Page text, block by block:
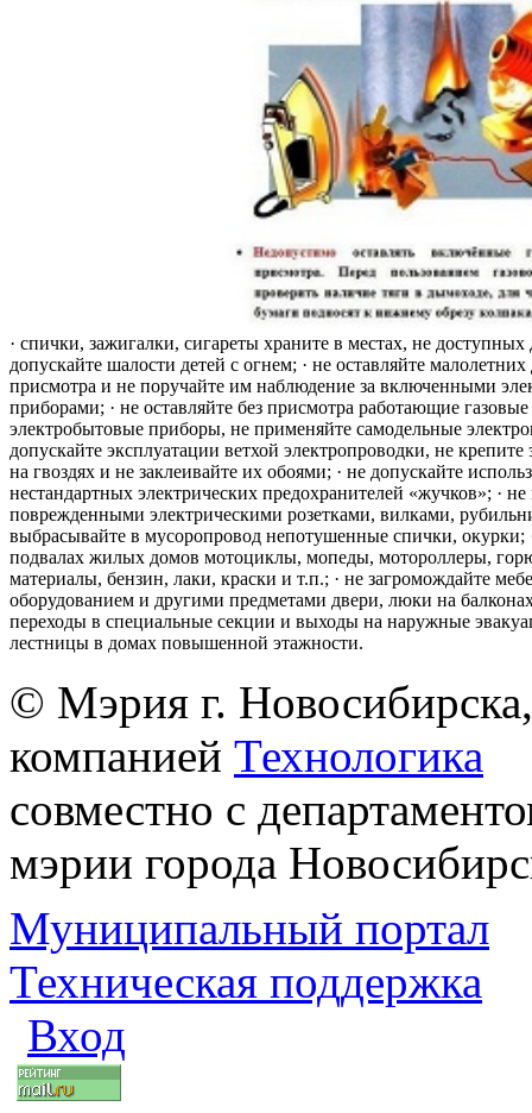
· спички, зажигалки, сигареты храните в местах, не доступных
допускайте шалости детей с огнем; · не оставляйте малолетних
присмотра и не поручайте им наблюдение за включенными
приборами; · не оставляйте без присмотра работающие
электробытовые приборы, не применяйте самодельные
допускайте эксплуатации ветхой электропроводки, не крепите
на гвоздях и не заклеивайте их обоями; · не допускайте
нестандартных электрических предохранителей «жучков»; · не
поврежденными электрическими розетками, вилками,
выбрасывайте в мусоропровод непотушенные спички, окурки;
подвалах жилых домов мотоциклы, мопеды, мотороллеры,
материалы, бензин, лаки, краски и т.п.; · не загромождайте
оборудованием и другими предметами двери, люки на
переходы в специальные секции и выходы на наружные
лестницы в домах повышенной этажности.
© Мэрия г.
компанией Технологика
совместно с
мэрии города
Муниципальный портал
Техническая поддержка
Вход